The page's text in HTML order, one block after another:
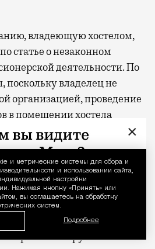
Уведомление
и метрические системы для сбора и
и использовании сайта,
настройки
Нажимая кнопку «Принять» или
вы соглашаетесь на обработку
систем.
Подробнее
владеющую хостелом,
статье о незаконном
деятельности. По
поскольку владелец не
организацией, проведение
в помещении хостела
законодательства.
рассказал изданию, что,
организации места для
оборудовать специальное
соответствующее
компанию виновной и
100 тыс. рублей.
×